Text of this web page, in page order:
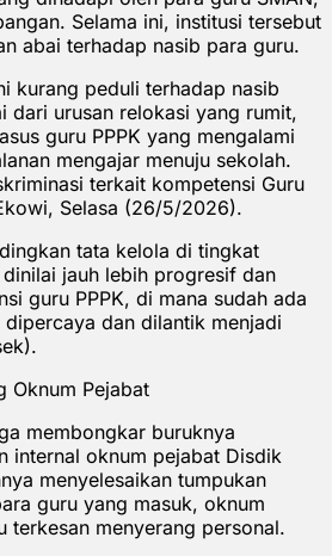
Selama ini, institusi tersebut
abai terhadap nasib para guru.
kurang peduli terhadap nasib
dari urusan relokasi yang rumit,
guru PPPK yang mengalami
mengajar menuju sekolah.
terkait kompetensi Guru
Selasa (26/5/2026).
tata kelola di tingkat
jauh lebih progresif dan
guru PPPK, di mana sudah ada
dipercaya dan dilantik menjadi
Oknum Pejabat
membongkar buruknya
internal oknum pejabat Disdik
menyelesaikan tumpukan
guru yang masuk, oknum
terkesan menyerang personal.